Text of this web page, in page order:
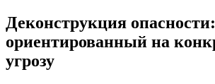
Деконструкция
ориентированный на
угрозу